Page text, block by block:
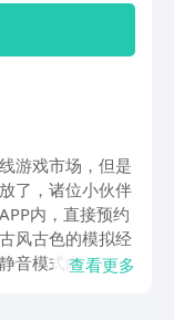
游戏市场，但是
了，诸位小伙伴
内，直接预约
风古色的模拟经
音模式内，玩家
查看更多